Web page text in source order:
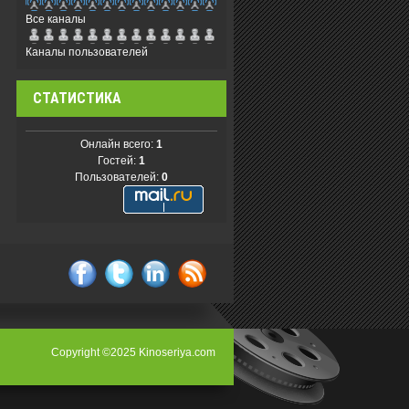
Все каналы
Каналы пользователей
СТАТИСТИКА
Онлайн всего: 1
Гостей: 1
Пользователей: 0
Copyright ©2025 Kinoseriya.com